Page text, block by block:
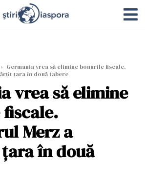
› Germania vrea să elimine bonurile fiscale.
țara în două tabere
vrea să elimine
Merz a
în două